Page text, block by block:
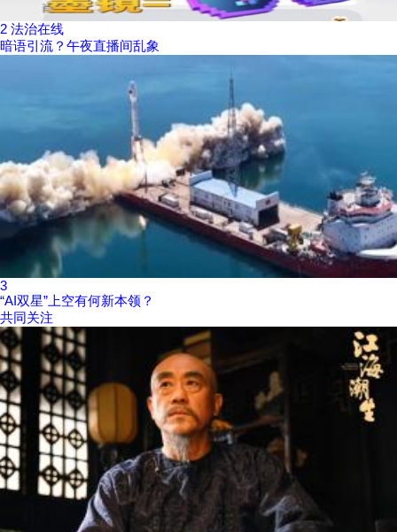
2 法治在线
暗语引流？午夜直播间乱象
3
“AI双星”上空有何新本领？
共同关注